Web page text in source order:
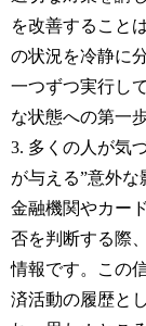
を改善すること
の状況を冷静に
一つずつ実行し
な状態への第一
3. 多くの人が気
が与える”意外な
金融機関やカー
否を判断する際
情報です。この
済活動の履歴と